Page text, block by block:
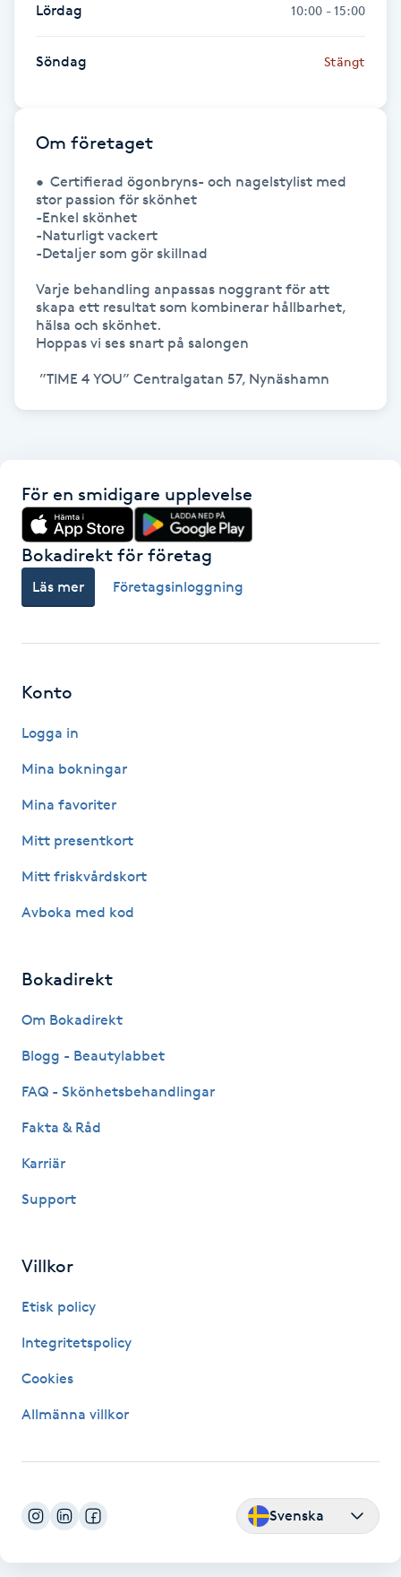
Gua Sha-massage
Healing
Herrklippning
HIFU
Hollywood Peel
Hot Stone Massage
Huduppstramning
Hudvård
Hyperhidros
Hypnos
Hårbottenbehandling
Hårförlängning
Hälsa
IPL
IPL hårborttagning
IR-massage
Kemisk peeling
Lördag 10:00 - 15:00
Söndag Stängt
Om företaget
•	Certifierad ögonbryns- och nagelstylist med
stor passion för skönhet
-Enkel skönhet
-Naturligt vackert
-Detaljer som gör skillnad
Varje behandling anpassas noggrant för att
skapa ett resultat som kombinerar hållbarhet,
hälsa och skönhet.
Hoppas vi ses snart på salongen
För en smidigare upplevelse
Bokadirekt för företag
Läs mer Företagsinloggning
Konto
Logga in
Mina bokningar
Mina favoriter
Mitt presentkort
Mitt friskvårdskort
Avboka med kod
Bokadirekt
Om Bokadirekt
Blogg - Beautylabbet
FAQ - Skönhetsbehandlingar
Fakta & Råd
Karriär
Support
Villkor
Etisk policy
Integritetspolicy
Cookies
Allmänna villkor
Svenska